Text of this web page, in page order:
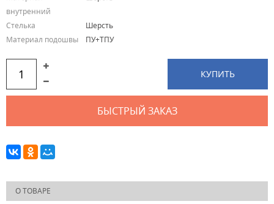
внутренний
Стелька
Шерсть
Материал подошвы
ПУ+ТПУ
КУПИТЬ
БЫСТРЫЙ ЗАКАЗ
О ТОВАРЕ